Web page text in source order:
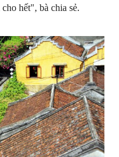
hết", bà chia sẻ.